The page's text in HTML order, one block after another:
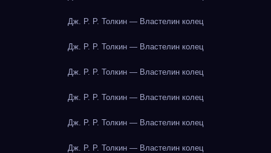
Дж. Р. Р. Толкин — Властелин колец
Дж. Р. Р. Толкин — Властелин колец
Дж. Р. Р. Толкин — Властелин колец
Дж. Р. Р. Толкин — Властелин колец
Дж. Р. Р. Толкин — Властелин колец
Дж. Р. Р. Толкин — Властелин колец